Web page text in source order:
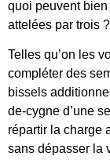
quoi peuvent
attelées par trois ?
Telles qu’on les
compléter des
bissels
de-cygne d’une
répartir la charge
sans dépasser la